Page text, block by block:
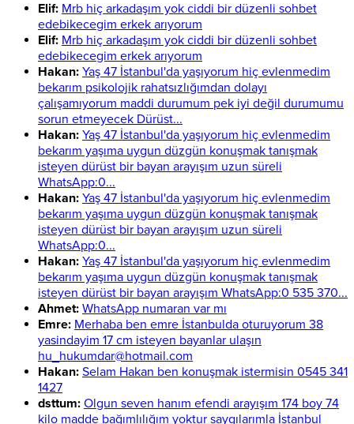
Elif: Mrb hiç arkadaşım yok ciddi bir düzenli sohbet
edebikecegim erkek arıyorum
Elif: Mrb hiç arkadaşım yok ciddi bir düzenli sohbet
edebikecegim erkek arıyorum
Hakan: Yaş 47 İstanbul'da yaşıyorum hiç evlenmedim
bekarım psikolojik rahatsızlığımdan dolayı
çalışamıyorum maddi durumum pek iyi değil durumumu
sorun etmeyecek Dürüst...
Hakan: Yaş 47 İstanbul'da yaşıyorum hiç evlenmedim
bekarım yaşıma uygun düzgün konuşmak tanışmak
isteyen dürüst bir bayan arayışım uzun süreli
WhatsApp:0...
Hakan: Yaş 47 İstanbul'da yaşıyorum hiç evlenmedim
bekarım yaşıma uygun düzgün konuşmak tanışmak
isteyen dürüst bir bayan arayışım uzun süreli
WhatsApp:0...
Hakan: Yaş 47 İstanbul'da yaşıyorum hiç evlenmedim
bekarım yaşıma uygun düzgün konuşmak tanışmak
isteyen dürüst bir bayan arayışım WhatsApp:0 535 370...
Ahmet: WhatsApp numaran var mı
Emre: Merhaba ben emre İstanbulda oturuyorum 38
yasindayim 17 cm isteyen bayanlar ulaşın
hu_hukumdar@hotmail.com
Hakan: Selam Hakan ben konuşmak istermisin 0545 341
1427
dsttum: Olgun seven hanım efendi arayışım 174 boy 74
kilo madde bağımlılığım yoktur saygılarımla İstanbul